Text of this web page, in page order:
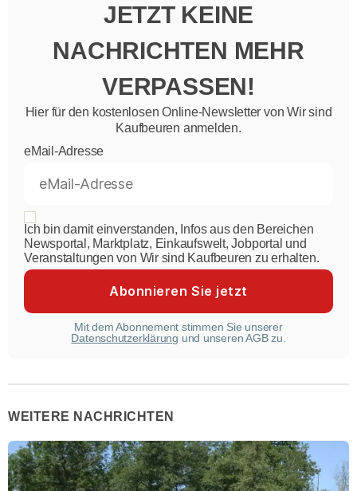
JETZT KEINE
NACHRICHTEN MEHR
VERPASSEN!
Hier für den kostenlosen Online-Newsletter von Wir sind
Kaufbeuren anmelden.
eMail-Adresse
Ich bin damit einverstanden, Infos aus den Bereichen
Newsportal, Marktplatz, Einkaufswelt, Jobportal und
Veranstaltungen von Wir sind Kaufbeuren zu erhalten.
Mit dem Abonnement stimmen Sie unserer
Datenschutzerklärung und unseren AGB zu.
WEITERE NACHRICHTEN